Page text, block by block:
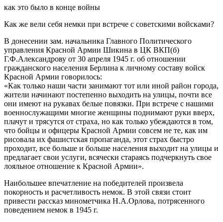
как это было в конце войны
Как же вели себя немки при встрече с советскими войсками?
В донесении зам. начальника Главного Политического
управления Красной Армии Шикина в ЦК ВКП(б)
Г.Ф.Александрову от 30 апреля 1945 г. об отношении
гражданского населения Берлина к личному составу войск
Красной Армии говорилось:
«Как только наши части занимают тот или иной район города,
жители начинают постепенно выходить на улицы, почти все
они имеют на рукавах белые повязки. При встрече с нашими
военнослужащими многие женщины поднимают руки вверх,
плачут и трясутся от страха, но как только убеждаются в том,
что бойцы и офицеры Красной Армии совсем не те, как им
рисовала их фашистская пропаганда, этот страх быстро
проходит, все больше и больше населения выходит на улицы и
предлагает свои услуги, всячески стараясь подчеркнуть свое
лояльное отношение к Красной Армии».
Наибольшее впечатление на победителей произвела
покорность и расчетливость немок. В этой связи стоит
привести рассказ минометчика Н.А.Орлова, потрясенного
поведением немок в 1945 г.